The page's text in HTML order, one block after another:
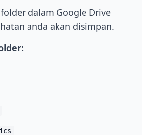
dalam Google Drive
anda akan disimpan.